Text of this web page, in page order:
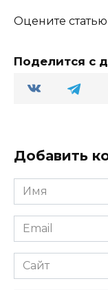
Оцените статью
Поделится с
Добавить
Имя
Email
Сайт